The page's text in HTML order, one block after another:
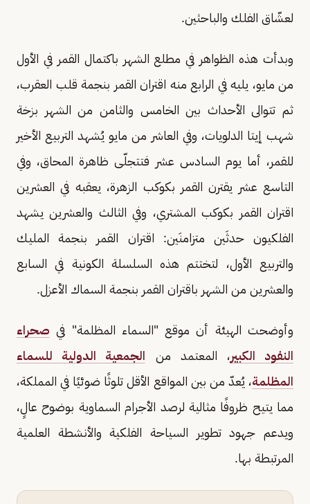
لعشّاق الفلك والباحثين.
وبدأت هذه الظواهر في مطلع الشهر باكتمال القمر في الأول
من مايو، يليه في الرابع منه اقتران القمر بنجمة قلب العقرب،
ثم تتوالى الأحداث بين الخامس والثامن من الشهر بزخة
شهب إيتا الدلويات، وفي العاشر من مايو يُشهد التربيع الأخير
للقمر، أما يوم السادس عشر فتتجلّى ظاهرة المحاق، وفي
التاسع عشر يقترن القمر بكوكب الزهرة، يعقبه في العشرين
اقتران القمر بكوكب المشتري، وفي الثالث والعشرين يشهد
الفلكيون حدثَين متزامنَين: اقتران القمر بنجمة المليك
والتربيع الأول، لتختتم هذه السلسلة الكونية في السابع
والعشرين من الشهر باقتران القمر بنجمة السماك الأعزل.
وأوضحت الهيئة أن موقع "السماء المظلمة" في صحراء
النفود الكبير، المعتمد من الجمعية الدولية للسماء
المظلمة، يُعدّ من بين المواقع الأقل تلوثًا ضوئيًا في المملكة،
مما يتيح ظروفًا مثالية لرصد الأجرام السماوية بوضوح عالٍ،
ويدعم جهود تطوير السياحة الفلكية والأنشطة العلمية
المرتبطة بها.